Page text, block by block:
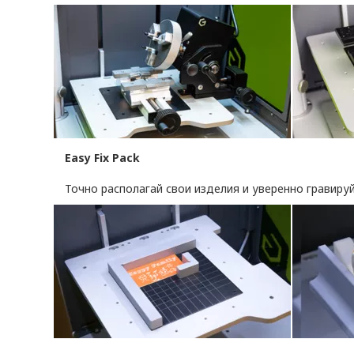
Easy Fix Pack
Точно располагай свои изделия и уверенно